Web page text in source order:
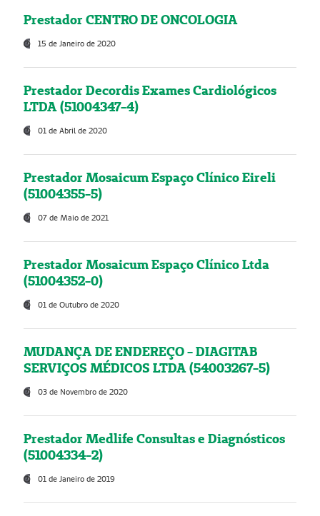
Prestador CENTRO DE ONCOLOGIA
15 de Janeiro de 2020
Prestador Decordis Exames Cardiológicos
LTDA (51004347-4)
01 de Abril de 2020
Prestador Mosaicum Espaço Clínico Eireli
(51004355-5)
07 de Maio de 2021
Prestador Mosaicum Espaço Clínico Ltda
(51004352-0)
01 de Outubro de 2020
MUDANÇA DE ENDEREÇO - DIAGITAB
SERVIÇOS MÉDICOS LTDA (54003267-5)
03 de Novembro de 2020
Prestador Medlife Consultas e Diagnósticos
(51004334-2)
01 de Janeiro de 2019